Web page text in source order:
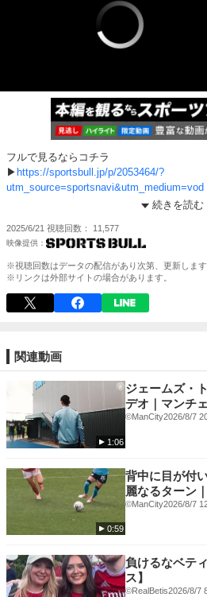
フルで見るならコチラ
▶ https://sportsbull.jp/p/2053464/?
utm_source=sportsnavi&utm_medium=vod
＝＝＝＝＝＝＝＝＝＝＝＝＝＝＝
日本代表特集や最新サッカー情報はこちら
▶︎https://sportsbull.jp/category/soccer/?
utm_source=sportsnavi&utm_medium=vod
そのほかのコンテンツも充実！
⚾️ 夏の高校野球 地方大会1回戦から全試合
※見逃し動画、一部ハイライト、限定動画
✔️アプリで観るならこちら
iOS： https://apple.co/3NLUv5d
Android：https://bit.ly/3LCgRnC
続きを読む
2025/6/21 視聴回数 11,577
※視聴回数はデータの配信があり次第、更新します
※リンクは外部サイトの場合があります。
関連動画
1:06
ジェームズ・
デオ｜マンチ
©ManCity2026/8/7
0:59
背中に目が付
麗なるターン
©ManCity2026/8/7
負けるなベテ
ス】
©RealBetis2026/8/7